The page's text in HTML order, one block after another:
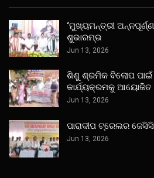
‘ମୁଖ୍ୟମନ୍ତ୍ରୀ
ଶୁଭାରମ୍ଭ
Jun 13, 2026
ଶିଶୁ ଶ୍ରମିକ ବିଲୋପ
କାର୍ଯ୍ୟକ୍ରମକୁ ଆୟୋଜିତ
Jun 13, 2026
ପାରାଦୀପ ଟ୍ରେଲର
Jun 13, 2026